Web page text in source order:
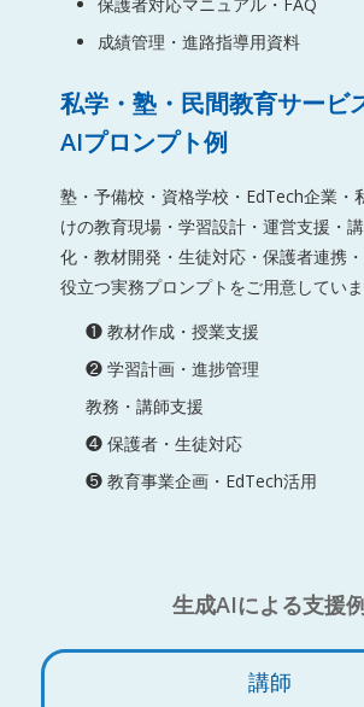
保護者対応マニュアル・FAQ
成績管理・進路指導用資料
私学・塾・民間教育サービ
AIプロンプト例
塾・予備校・資格学校・EdTech企業・
けの教育現場・学習設計・運営支援・
化・教材開発・生徒対応・保護者連携
役立つ実務プロンプトをご用意していま
❶ 教材作成・授業支援
❷ 学習計画・進捗管理
教務・講師支援
❹ 保護者・生徒対応
❺ 教育事業企画・EdTech活用
生成AIによる支援
講師